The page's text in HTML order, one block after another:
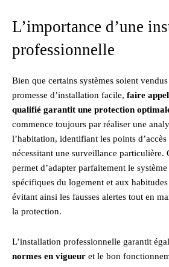
L’importance d’une
professionnelle
Bien que certains systèmes soient
promesse d’installation facile, faire
qualifié garantit une protection
commence toujours par réaliser une
l’habitation, identifiant les points
nécessitant une surveillance particulière.
permet d’adapter parfaitement le
spécifiques du logement et aux
évitant ainsi les fausses alertes tout en
la protection.
L’installation professionnelle garantit
normes en vigueur et le bon